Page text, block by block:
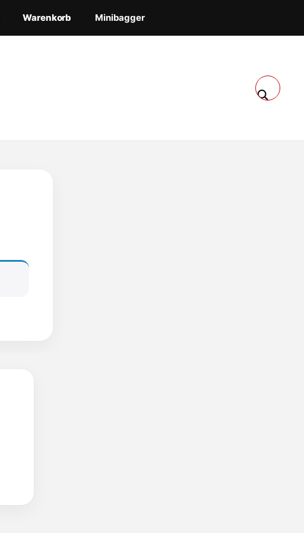
Warenkorb Minibagger